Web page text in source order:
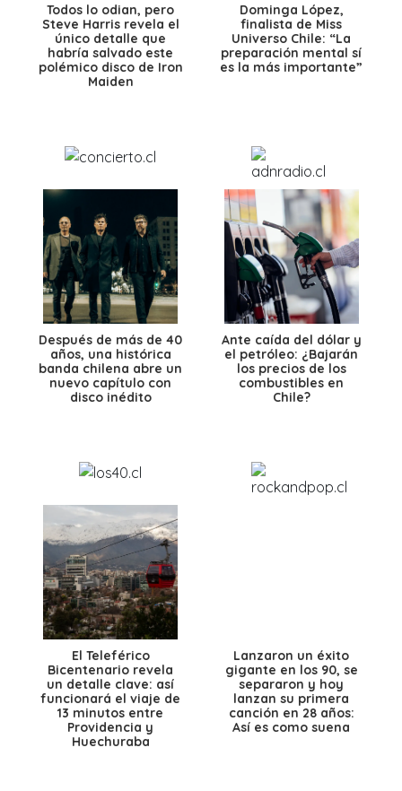
Todos lo odian, pero
Steve Harris revela el
único detalle que
habría salvado este
polémico disco de Iron
Maiden
Dominga López,
finalista de Miss
Universo Chile: “La
preparación mental sí
es la más importante”
Después de más de 40
años, una histórica
banda chilena abre un
nuevo capítulo con
disco inédito
Ante caída del dólar y
el petróleo: ¿Bajarán
los precios de los
combustibles en
Chile?
El Teleférico
Bicentenario revela
un detalle clave: así
funcionará el viaje de
13 minutos entre
Providencia y
Huechuraba
Lanzaron un éxito
gigante en los 90, se
separaron y hoy
lanzan su primera
canción en 28 años:
Así es como suena